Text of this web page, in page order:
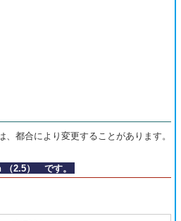
都合により変更することがあります。
2.5） です。